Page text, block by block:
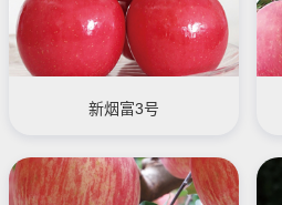
新烟富3号